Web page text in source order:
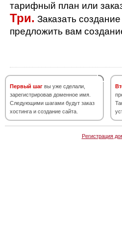
тарифный план или
Три. Заказать
предложить вам
Первый шаг вы уже сделали,
зарегистрировав доменное имя.
Следующими шагами будут заказ
хостинга и создание сайта.
Регистрация